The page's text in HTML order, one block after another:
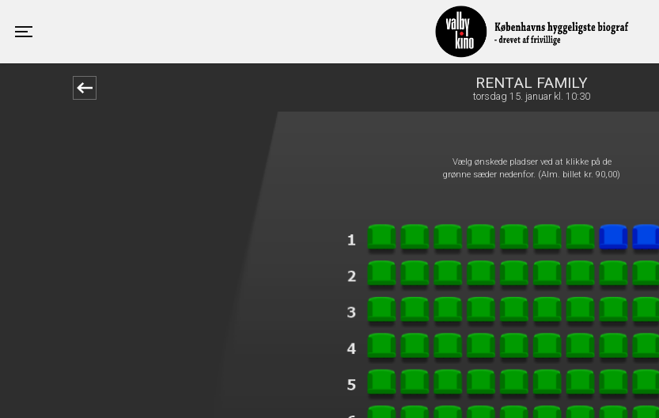
RENTAL FAMILY
torsdag 15. januar kl. 10:30
Vælg ønskede pladser ved at klikke på de
grønne sæder nedenfor. (Alm. billet kr. 90,00)
front05-temp 080916